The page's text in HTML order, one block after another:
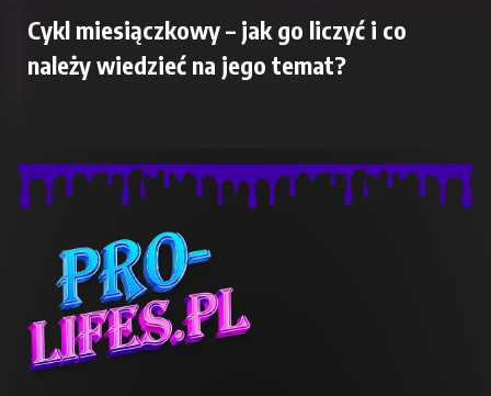
Cykl miesiączkowy – jak go liczyć i co
należy wiedzieć na jego temat?